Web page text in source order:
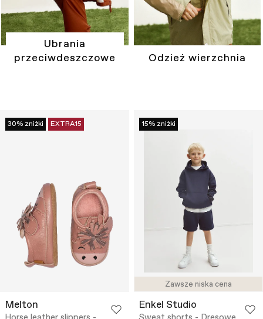
30% zniżki EXTRA15
Melton
Zawsze niska cena
15% zniżki
Enkel Studio
Ubrania
przeciwdeszczowe
Odzież wierzchnia